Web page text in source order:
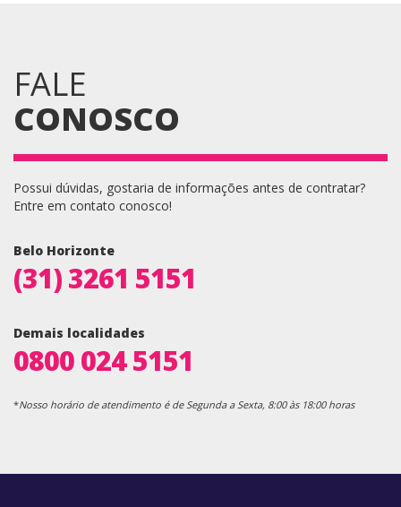
FALE
CONOSCO
Possui dúvidas, gostaria de informações antes de contratar?
Entre em contato conosco!
Belo Horizonte
(31) 3261 5151
Demais localidades
0800 024 5151
*Nosso horário de atendimento é de Segunda a Sexta, 8:00 às 18:00 horas